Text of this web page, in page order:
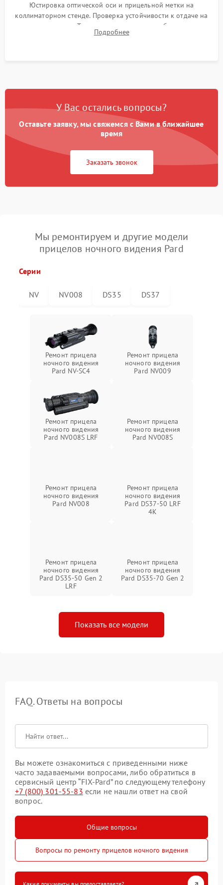
Юстировка оптической оси и прицельной метки на
коллиматорном стенде. Проверка устойчивости к отдаче на
ударном стенде. Тестирование качества изображения в
темноте, дальности обнаружения и корректной работы всех
Подробнее
У Вас остались вопросы?
Оставьте заявку, мы свяжемся с Вами в ближайшее
время
Заказать звонок
Мы ремонтируем и другие модели
прицелов ночного видения Pard
Серии
NV NV008 DS35 DS37
Ремонт прицела
ночного видения
Pard NV-SC4
Ремонт прицела
ночного видения
Pard NV009
Ремонт прицела
ночного видения
Pard NV008S LRF
Ремонт прицела
ночного видения
Pard NV008S
Ремонт прицела
ночного видения
Pard NV008
Ремонт прицела
ночного видения
Pard DS37-50 LRF
4K
Ремонт прицела
ночного видения
Pard DS35-50 Gen 2
LRF
Ремонт прицела
ночного видения
Pard DS35-70 Gen 2
Показать все модели
FAQ. Ответы на вопросы
Вы можете ознакомиться с приведенными ниже
часто задаваемыми вопросами, либо обратиться в
сервисный центр “FIX-Pard” по следующему телефону
+7 (800) 301-55-83 если не нашли ответ на свой
вопрос.
Общие вопросы
Вопросы по ремонту прицелов ночного видения